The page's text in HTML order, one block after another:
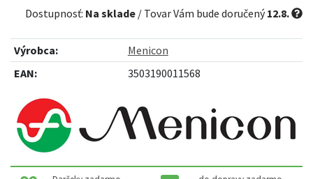
Dostupnosť: Na sklade / Tovar Vám bude doručený12.8.
Výrobca:
Menicon
EAN:
3503190011568